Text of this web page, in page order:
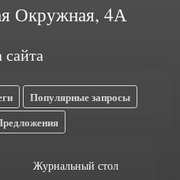
Окружная, 4А
сайта
Популярные запросы
Журнальный стол